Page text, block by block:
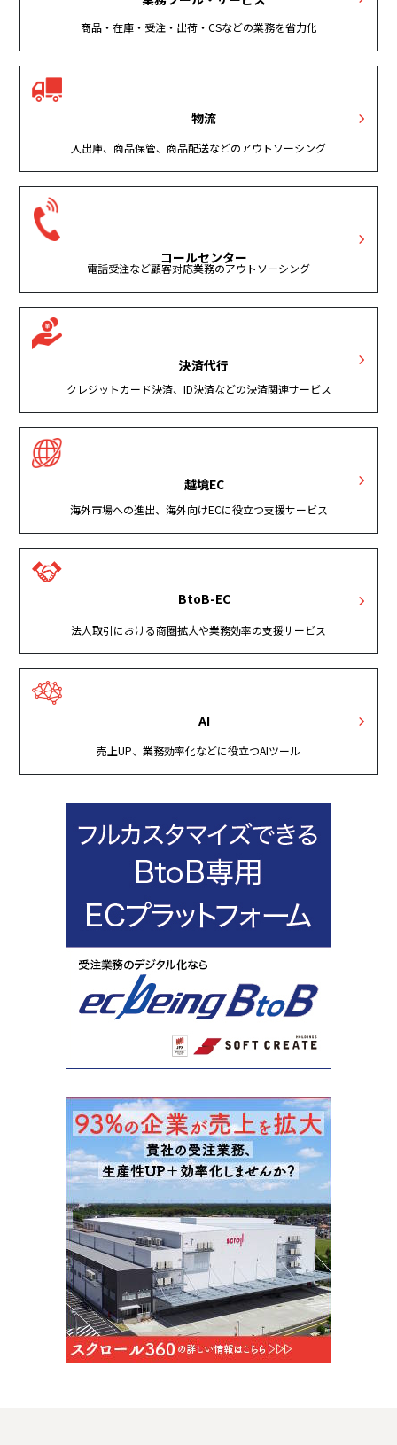
商品・在庫・受注・出荷・CSなどの業務を省力化
物流
入出庫、商品保管、商品配送などのアウトソーシング
コールセンター
電話受注など顧客対応業務のアウトソーシング
決済代行
クレジットカード決済、ID決済などの決済関連サービス
越境EC
海外市場への進出、海外向けECに役立つ支援サービス
BtoB-EC
法人取引における商圏拡大や業務効率の支援サービス
AI
売上UP、業務効率化などに役立つAIツール